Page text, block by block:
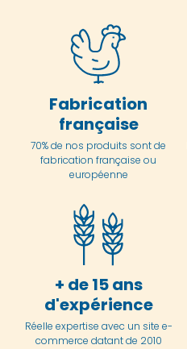
Fabrication
française
70% de nos produits sont de
fabrication française ou
européenne
+ de 15 ans
d'expérience
Réelle expertise avec un site e-
commerce datant de 2010